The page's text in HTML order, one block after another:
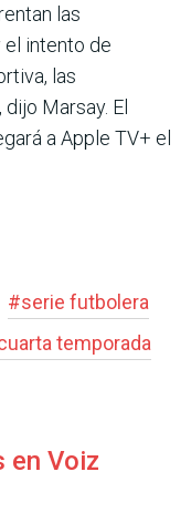
las
el intento de
las
Marsay. El
a Apple TV+ el
#serie futbolera
temporada
en Voiz